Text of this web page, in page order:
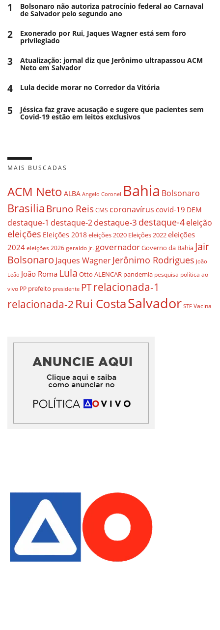
1 Bolsonaro não autoriza patrocínio federal ao Carnaval
de Salvador pelo segundo ano
2 Exonerado por Rui, Jaques Wagner está sem foro
privilegiado
3 Atualização: jornal diz que Jerônimo ultrapassou ACM
Neto em Salvador
4 Lula decide morar no Corredor da Vitória
5 Jéssica faz grave acusação e sugere que pacientes sem
Covid-19 estão em leitos exclusivos
MAIS BUSCADAS
ACM Neto ALBA Angelo Coronel Bahia Bolsonaro
BrasiliaBruno ReisCMS coronavírus covid-19 DEM
destaque-1 destaque-2destaque-3 destaque-4eleição
eleições Eleições 2018eleições 2020 Eleições 2022eleições
2024 eleições 2026 geraldo jr. governadorGoverno da Bahia Jair
Bolsonaro Jaques WagnerJerônimo Rodrigues João
Leão João Roma Lula Otto ALENCAR pandemia pesquisa política ao
vivo PP prefeito presidente PTrelacionada-1
relacionada-2 Rui CostaSalvador STF Vacina